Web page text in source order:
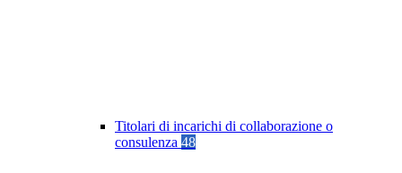
Titolari di incarichi di collaborazione o
consulenza 48